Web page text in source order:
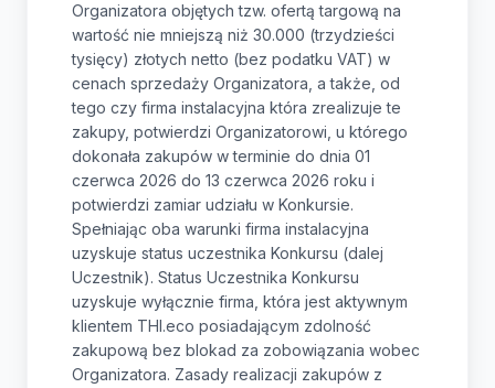
Organizatora objętych tzw. ofertą targową na
wartość nie mniejszą niż 30.000 (trzydzieści
tysięcy) złotych netto (bez podatku VAT) w
cenach sprzedaży Organizatora, a także, od
tego czy firma instalacyjna która zrealizuje te
zakupy, potwierdzi Organizatorowi, u którego
dokonała zakupów w terminie do dnia 01
czerwca 2026 do 13 czerwca 2026 roku i
potwierdzi zamiar udziału w Konkursie.
Spełniając oba warunki firma instalacyjna
uzyskuje status uczestnika Konkursu (dalej
Uczestnik). Status Uczestnika Konkursu
uzyskuje wyłącznie firma, która jest aktywnym
klientem THI.eco posiadającym zdolność
zakupową bez blokad za zobowiązania wobec
Organizatora. Zasady realizacji zakupów z